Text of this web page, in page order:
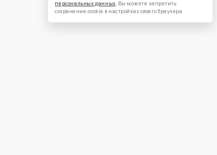
персональных данных. Вы можете запретить
сохранение cookie в настройках своего браузера